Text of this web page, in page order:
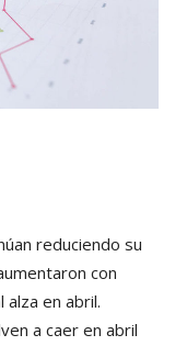
reduciendo su
con
alza en abril.
a caer en abril